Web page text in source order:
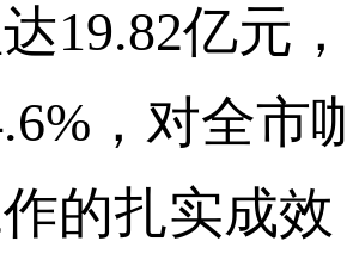
19.82亿元
，对全市
的扎实成